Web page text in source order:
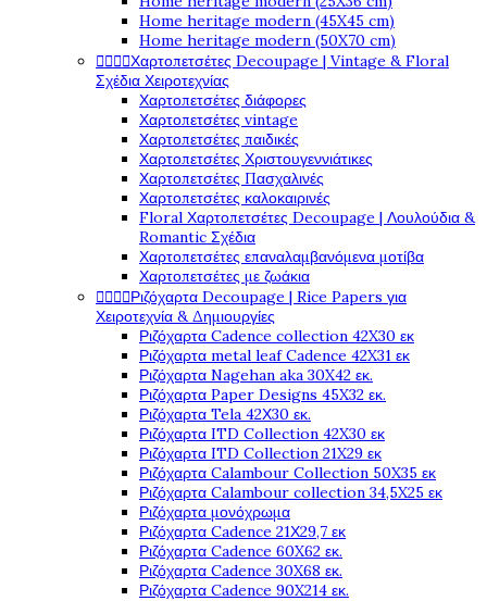
Home heritage modern (45X45 cm)
Home heritage modern (50X70 cm)
Χαρτοπετσέτες Decoupage | Vintage & Floral
Σχέδια Χειροτεχνίας
Χαρτοπετσέτες διάφορες
Χαρτοπετσέτες vintage
Χαρτοπετσέτες παιδικές
Χαρτοπετσέτες Χριστουγεννιάτικες
Χαρτοπετσέτες Πασχαλινές
Χαρτοπετσέτες καλοκαιρινές
Floral Χαρτοπετσέτες Decoupage | Λουλούδια &
Romantic Σχέδια
Χαρτοπετσέτες επαναλαμβανόμενα μοτίβα
Χαρτοπετσέτες με ζωάκια
Ριζόχαρτα Decoupage | Rice Papers για
Χειροτεχνία & Δημιουργίες
Ριζόχαρτα Cadence collection 42X30 εκ
Ριζόχαρτα metal leaf Cadence 42X31 εκ
Ριζόχαρτα Nagehan aka 30X42 εκ.
Ριζόχαρτα Paper Designs 45X32 εκ.
Ριζόχαρτα Tela 42Χ30 εκ.
Ριζόχαρτα ITD Collection 42X30 εκ
Ριζόχαρτα ITD Collection 21X29 εκ
Ριζόχαρτα Calambour Collection 50X35 εκ
Ριζόχαρτα Calambour collection 34,5X25 εκ
Ριζόχαρτα μονόχρωμα
Ριζόχαρτα Cadence 21Χ29,7 εκ
Ριζόχαρτα Cadence 60X62 εκ.
Ριζόχαρτα Cadence 30X68 εκ.
Ριζόχαρτα Cadence 90X214 εκ.